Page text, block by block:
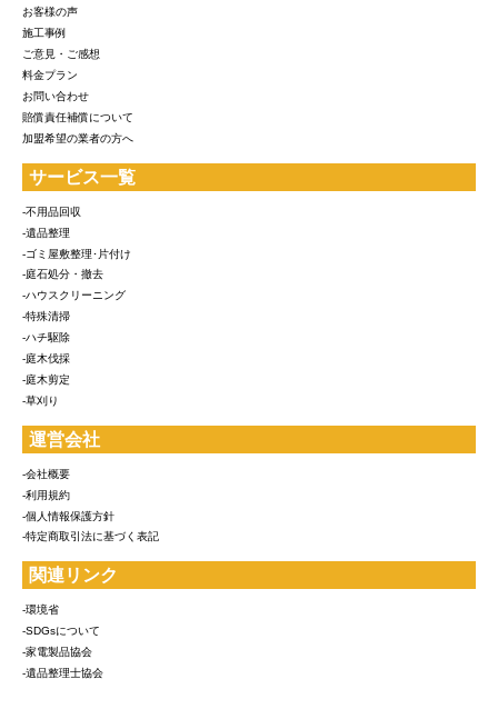
お客様の声
施工事例
ご意見・ご感想
料金プラン
お問い合わせ
賠償責任補償について
加盟希望の業者の方へ
サービス一覧
-不用品回収
-遺品整理
-ゴミ屋敷整理･片付け
-庭石処分・撤去
-ハウスクリーニング
-特殊清掃
-ハチ駆除
-庭木伐採
-庭木剪定
-草刈り
運営会社
-会社概要
-利用規約
-個人情報保護方針
-特定商取引法に基づく表記
関連リンク
-環境省
-SDGsについて
-家電製品協会
-遺品整理士協会